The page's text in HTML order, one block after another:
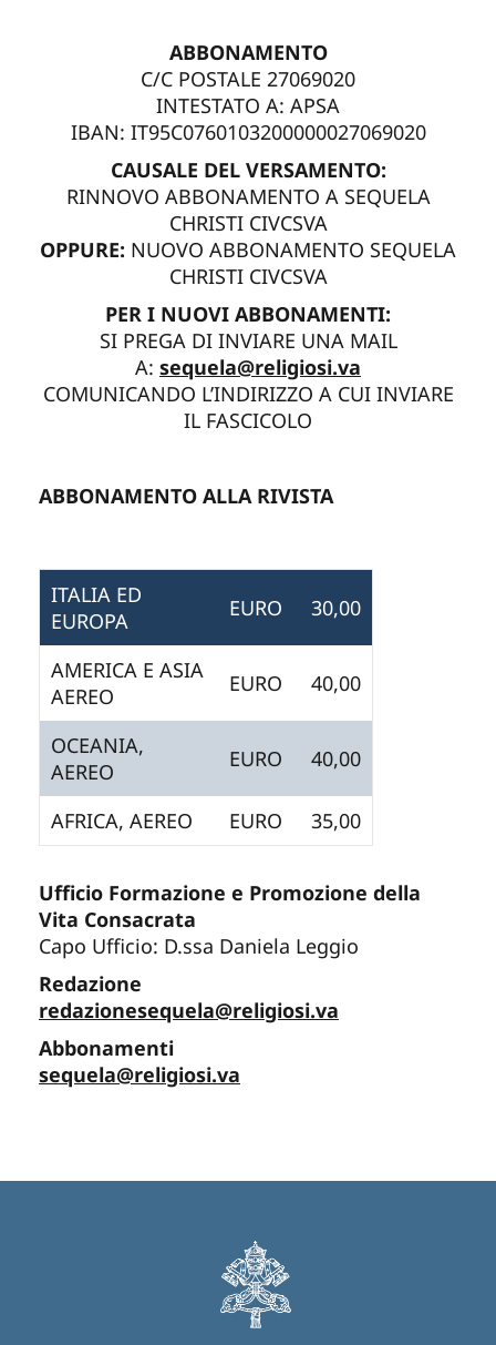
ABBONAMENTO
C/C POSTALE 27069020
INTESTATO A: APSA
IBAN: IT95C0760103200000027069020
CAUSALE DEL VERSAMENTO:
RINNOVO ABBONAMENTO A SEQUELA
CHRISTI CIVCSVA
OPPURE: NUOVO ABBONAMENTO SEQUELA
CHRISTI CIVCSVA
PER I NUOVI ABBONAMENTI:
SI PREGA DI INVIARE UNA MAIL
A: sequela@religiosi.va
COMUNICANDO L’INDIRIZZO A CUI INVIARE
IL FASCICOLO
ABBONAMENTO ALLA RIVISTA
ITALIA ED
EUROPA
EURO 30,00
AMERICA E ASIA
AEREO
EURO 40,00
OCEANIA,
AEREO
EURO 40,00
AFRICA, AEREO EURO 35,00
Ufficio Formazione e Promozione della
Vita Consacrata
Capo Ufficio: D.ssa Daniela Leggio
Redazione
redazionesequela@religiosi.va
Abbonamenti
sequela@religiosi.va